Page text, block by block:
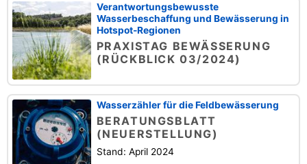
Verantwortungsbewusste
Wasserbeschaffung und Bewässerung in
Hotspot-Regionen
PRAXISTAG BEWÄSSERUNG
(RÜCKBLICK 03/2024)
Wasserzähler für die Feldbewässerung
BERATUNGSBLATT
(NEUERSTELLUNG)
Stand: April 2024